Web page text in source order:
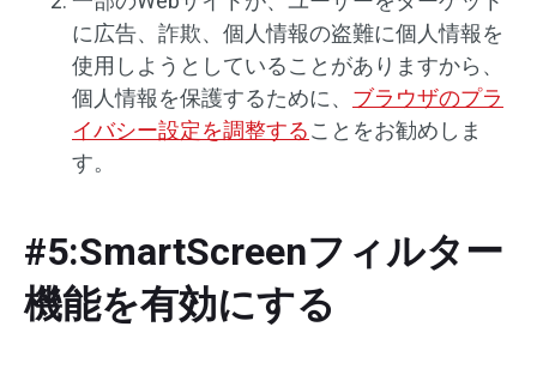
に広告、詐欺、個人情報の盗難に個人情報を
使用しようとしていることがありますから、
個人情報を保護するために、 ブラウザのプラ
イバシー設定を調整することをお勧めしま
す。
#5:SmartScreenフィルター
機能を有効にする